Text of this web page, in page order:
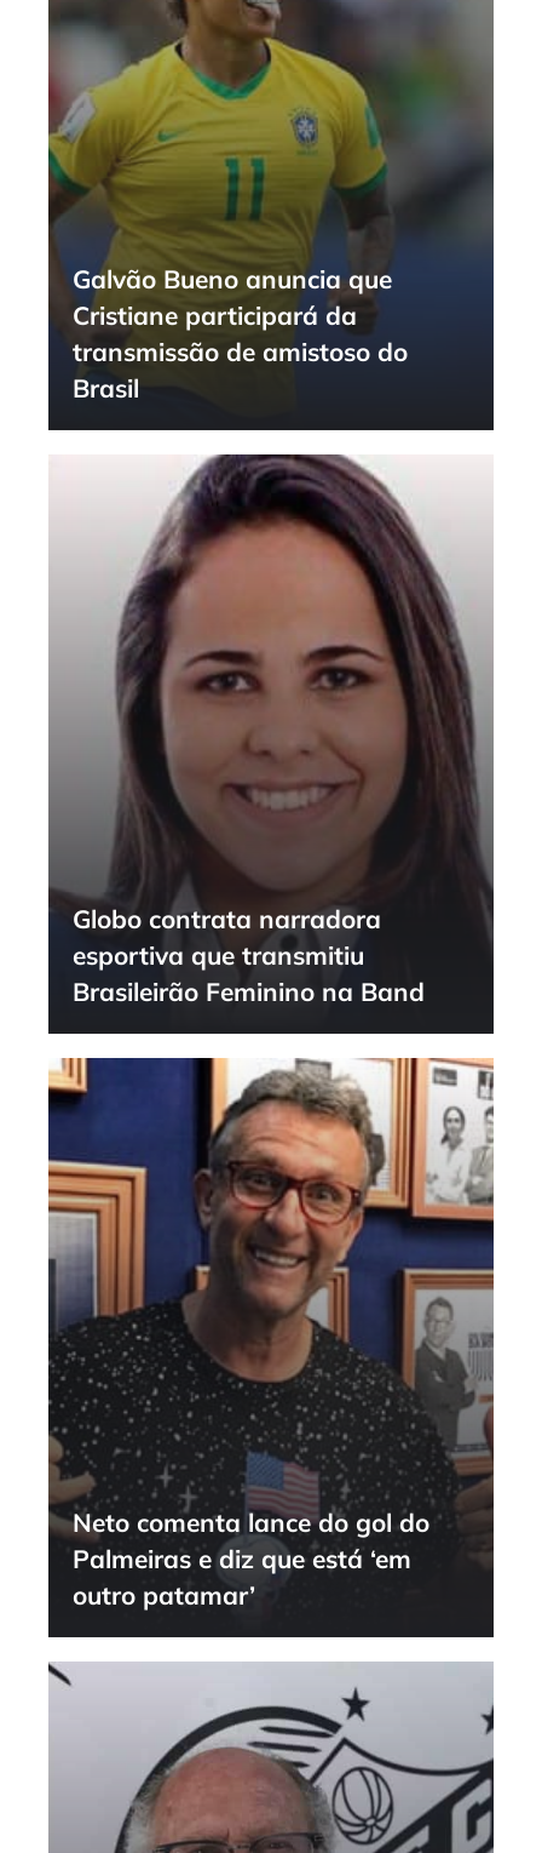
Galvão Bueno anuncia que
Cristiane participará da
transmissão de amistoso do
Brasil
Globo contrata narradora
esportiva que transmitiu
Brasileirão Feminino na Band
Neto comenta lance do gol do
Palmeiras e diz que está ‘em
outro patamar’